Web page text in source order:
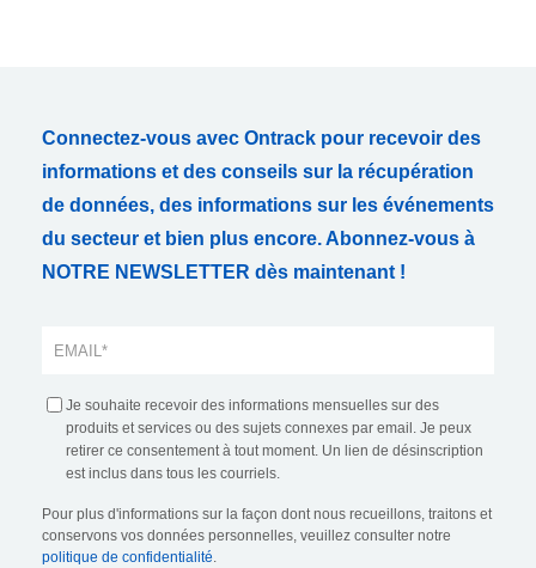
Connectez-vous avec Ontrack pour recevoir des
informations et des conseils sur la récupération
de données, des informations sur les événements
du secteur et bien plus encore. Abonnez-vous à
NOTRE NEWSLETTER dès maintenant !
Je souhaite recevoir des informations mensuelles sur des
produits et services ou des sujets connexes par email. Je peux
retirer ce consentement à tout moment. Un lien de désinscription
est inclus dans tous les courriels.
Pour plus d'informations sur la façon dont nous recueillons, traitons et
conservons vos données personnelles, veuillez consulter notre
politique de confidentialité.